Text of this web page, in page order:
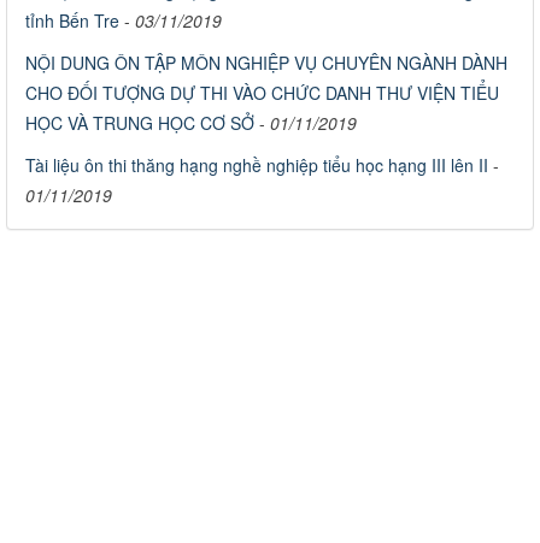
tỉnh Bến Tre - 03/11/2019
NỘI DUNG ÔN TẬP MÔN NGHIỆP VỤ CHUYÊN NGÀNH DÀNH
CHO ĐỐI TƯỢNG DỰ THI VÀO CHỨC DANH THƯ VIỆN TIỂU
HỌC VÀ TRUNG HỌC CƠ SỞ - 01/11/2019
Tài liệu ôn thi thăng hạng nghề nghiệp tiểu học hạng III lên II -
01/11/2019